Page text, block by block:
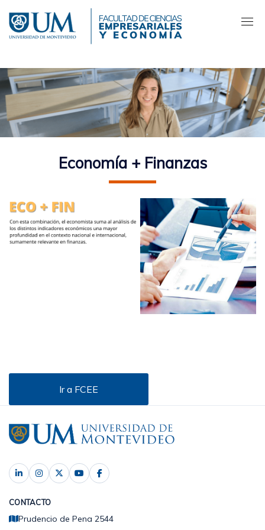
contenido
principal
Economía + Finanzas
Ir a FCEE
CONTACTO
Prudencio de Pena 2544